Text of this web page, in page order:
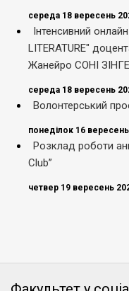
середа 18 вересень
Інтенсивний
LITERATURE"
Жанейро СОНІ
середа 18 вересень
Волонтерський
понеділок 16
Розклад роботи
Club”
четвер 19 вересень